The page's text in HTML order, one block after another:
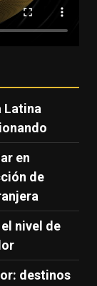
Latina
en
de
nivel de
destinos